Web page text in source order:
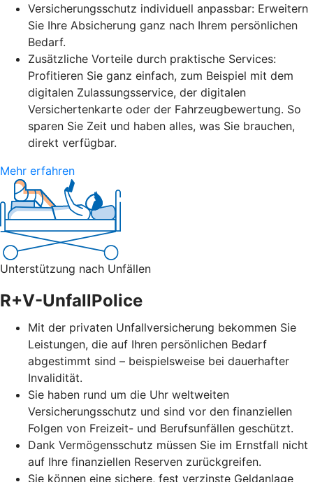
Versicherungsschutz individuell anpassbar: Erweitern
Sie Ihre Absicherung ganz nach Ihrem persönlichen
Bedarf.
Zusätzliche Vorteile durch praktische Services:
Profitieren Sie ganz einfach, zum Beispiel mit dem
digitalen Zulassungsservice, der digitalen
Versichertenkarte oder der Fahrzeugbewertung. So
sparen Sie Zeit und haben alles, was Sie brauchen,
direkt verfügbar.
Mehr erfahren
Unterstützung nach Unfällen
R+V-UnfallPolice
Mit der privaten Unfallversicherung bekommen Sie
Leistungen, die auf Ihren persönlichen Bedarf
abgestimmt sind – beispielsweise bei dauerhafter
Invalidität.
Sie haben rund um die Uhr weltweiten
Versicherungsschutz und sind vor den finanziellen
Folgen von Freizeit- und Berufsunfällen geschützt.
Dank Vermögensschutz müssen Sie im Ernstfall nicht
auf Ihre finanziellen Reserven zurückgreifen.
Sie können eine sichere, fest verzinste Geldanlage